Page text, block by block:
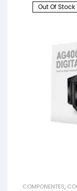
Out Of Stock
COMPONENTES,